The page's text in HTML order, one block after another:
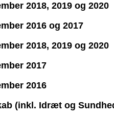
2018, 2019 og 2020
2016 og 2017
2018, 2019 og 2020
2017
2016
(inkl. Idræt og